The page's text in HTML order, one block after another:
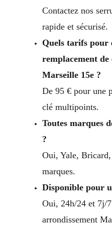
Contactez nos
rapide et sécurisé.
Quels tarifs pour
remplacement de
Marseille 15e ?
De 95 € pour une
clé multipoints.
Toutes marques
?
Oui, Yale,
marques.
Disponible pour
Oui, 24h/24 et 7j/
arrondissement